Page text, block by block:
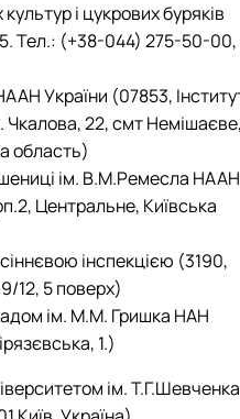
і цукрових буряків
Тел.: (+38-044) 275-50-00,
України (07853,
22, смт
область)
ім. В.М.Ремесла НААН
Центральне, Київська
інспекцією (3190,
12, 5 поверх)
ім. М.М. Гришка НАН
1.)
ім. Т.Г.Шевченка